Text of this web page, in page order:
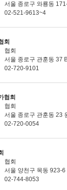
서울 종로구 와룡동
02-521-9613~4
회
협회
서울 종로구 관훈동 37
02-720-9101
협회
협회
서울 종로구 관훈동 23
02-720-0054
협회
서울 양천구 목동 923-
02-744-8053